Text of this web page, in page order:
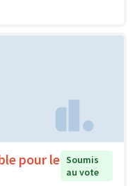
pour le Soumis
au vote